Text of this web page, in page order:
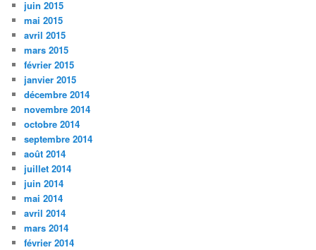
juin 2015
mai 2015
avril 2015
mars 2015
février 2015
janvier 2015
décembre 2014
novembre 2014
octobre 2014
septembre 2014
août 2014
juillet 2014
juin 2014
mai 2014
avril 2014
mars 2014
février 2014